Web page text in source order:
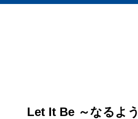
Let It Be ～なるよ